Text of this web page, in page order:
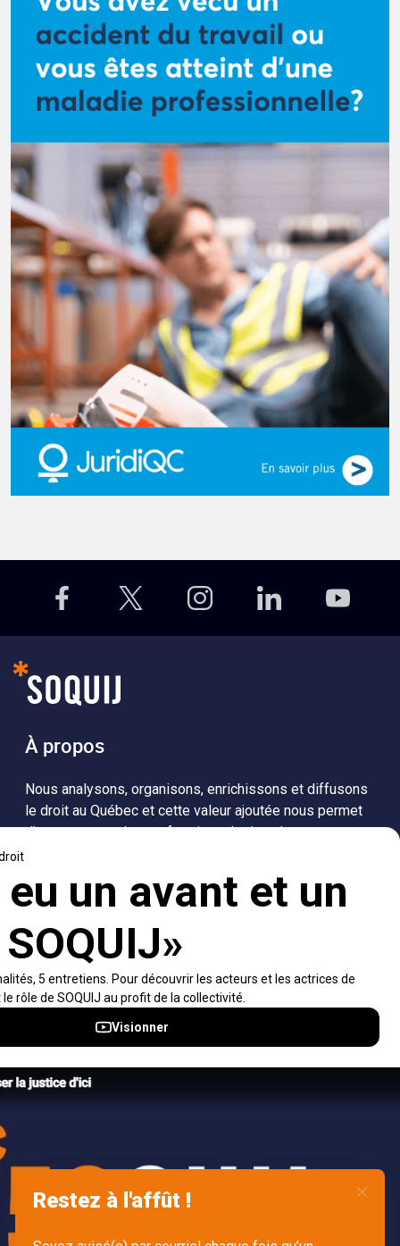
À propos
Nous analysons, organisons, enrichissons et diffusons
le droit au Québec et cette valeur ajoutée nous permet
d’accompagner les professionnels dans leurs
population dans sa compréhension du droit.
Accès rapides
À propos
Nétiquette
Notifications et fils RSS
Accès à l’information